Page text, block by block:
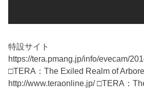
特設サイト
https://tera.pmang.jp/info/evecam/
□TERA：The Exiled Realm of
http://www.teraonline.jp/ □TERA：